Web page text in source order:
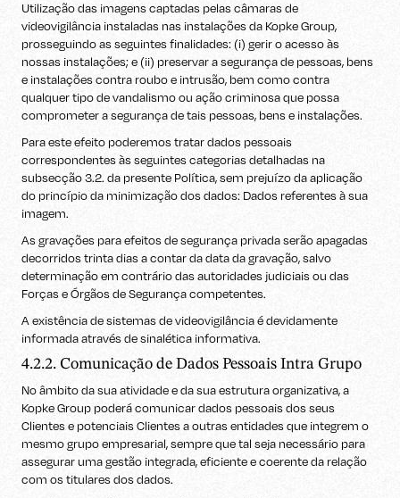
Utilização das imagens captadas pelas câmaras de
videovigilância instaladas nas instalações da Kopke Group,
prosseguindo as seguintes finalidades: (i) gerir o acesso às
nossas instalações; e (ii) preservar a segurança de pessoas, bens
e instalações contra roubo e intrusão, bem como contra
qualquer tipo de vandalismo ou ação criminosa que possa
comprometer a segurança de tais pessoas, bens e instalações.
Para este efeito poderemos tratar dados pessoais
correspondentes às seguintes categorias detalhadas na
subsecção 3.2. da presente Política, sem prejuízo da aplicação
do princípio da minimização dos dados: Dados referentes à sua
imagem.
As gravações para efeitos de segurança privada serão apagadas
decorridos trinta dias a contar da data da gravação, salvo
determinação em contrário das autoridades judiciais ou das
Forças e Órgãos de Segurança competentes.
A existência de sistemas de videovigilância é devidamente
informada através de sinalética informativa.
4.2.2. Comunicação de Dados Pessoais Intra Grupo
No âmbito da sua atividade e da sua estrutura organizativa, a
Kopke Group poderá comunicar dados pessoais dos seus
Clientes e potenciais Clientes a outras entidades que integrem o
mesmo grupo empresarial, sempre que tal seja necessário para
assegurar uma gestão integrada, eficiente e coerente da relação
com os titulares dos dados.